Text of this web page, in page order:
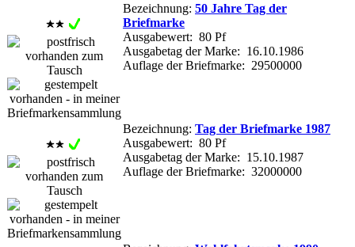
Bezeichnung: 50 Jahre Tag der
Briefmarke
Ausgabewert: 80 Pf
Ausgabetag der Marke: 16.10.1986
Auflage der Briefmarke: 29500000
Bezeichnung: Tag der Briefmarke 1987
Ausgabewert: 80 Pf
Ausgabetag der Marke: 15.10.1987
Auflage der Briefmarke: 32000000